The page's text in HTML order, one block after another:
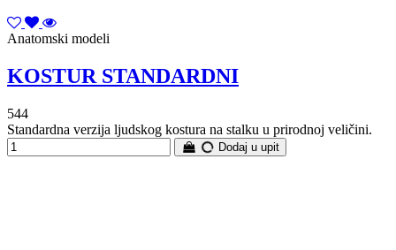
Anatomski modeli
KOSTUR STANDARDNI
544
Standardna verzija ljudskog kostura na stalku u prirodnoj veličini.
Dodaj u upit